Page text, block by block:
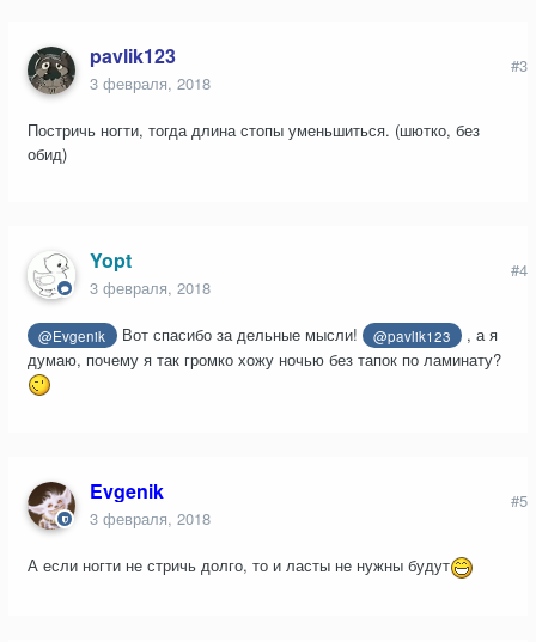
pavlik123
3 февраля, 2018
#3
Постричь ногти, тогда длина стопы уменьшиться. (шютко, без
обид)
Yopt
3 февраля, 2018
#4
@Evgenik Вот спасибо за дельные мысли! @pavlik123
, а я
думаю, почему я так громко хожу ночью без тапок по ламинату?
Evgenik
3 февраля, 2018
#5
А если ногти не стричь долго, то и ласты не нужны будут